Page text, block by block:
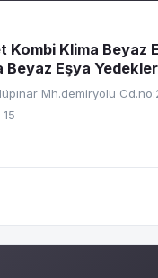
Kombi Klima Beyaz
Beyaz Eşya
Mh.demiryolu